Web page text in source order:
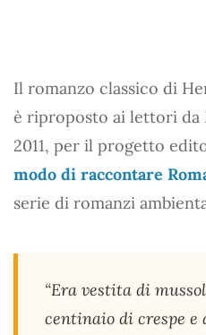
Il romanzo classico di
è riproposto ai lettori da
2011, per il progetto
modo di raccontare
serie di romanzi
“Era vestita di
centinaio di crespe